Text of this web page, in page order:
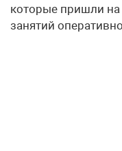
которые пришли на
занятий